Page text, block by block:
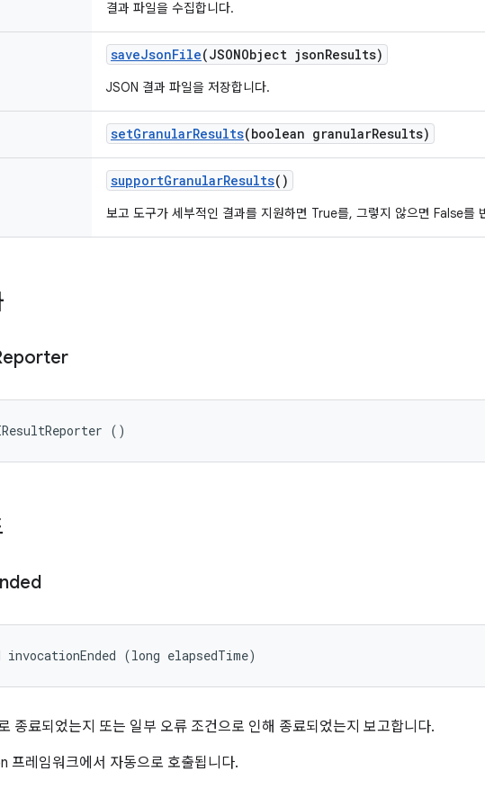
결과 파일을 수집합니다.
saveJsonFile(JSONObject jsonResults)
JSON 결과 파일을 저장합니다.
setGranularResults(boolean granularResults)
supportGranularResults()
보고 도구가 세부적인 결과를 지원하면 True를, 그렇지 않으면 False를
()
(long elapsedTime)
종료되었는지 또는 일부 오류 조건으로 인해 종료되었는지 보고합니다.
프레임워크에서 자동으로 호출됩니다.